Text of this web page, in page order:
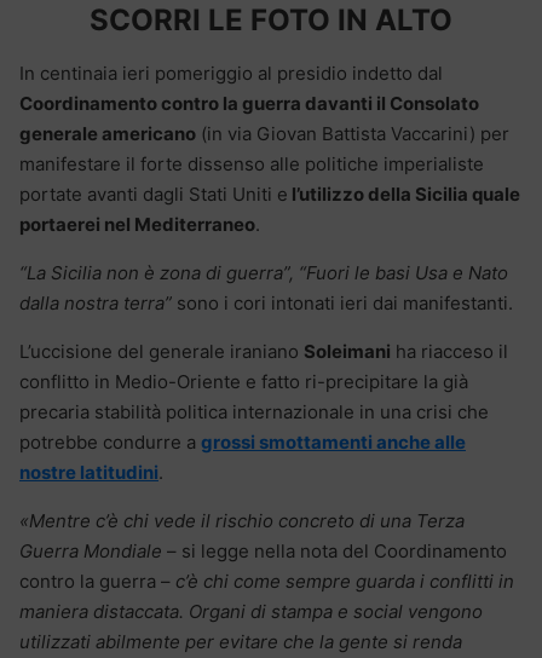
SCORRI LE FOTO IN ALTO
In centinaia ieri pomeriggio al presidio indetto dal
Coordinamento contro la guerra davanti il Consolato
generale americano (in via Giovan Battista Vaccarini) per
manifestare il forte dissenso alle politiche imperialiste
portate avanti dagli Stati Uniti e l’utilizzo della Sicilia quale
portaerei nel Mediterraneo.
“La Sicilia non è zona di guerra”, “Fuori le basi Usa e Nato
dalla nostra terra” sono i cori intonati ieri dai manifestanti.
L’uccisione del generale iraniano Soleimani ha riacceso il
conflitto in Medio-Oriente e fatto ri-precipitare la già
precaria stabilità politica internazionale in una crisi che
potrebbe condurre a grossi smottamenti anche alle
nostre latitudini.
«Mentre c’è chi vede il rischio concreto di una Terza
Guerra Mondiale – si legge nella nota del Coordinamento
contro la guerra – c’è chi come sempre guarda i conflitti in
maniera distaccata. Organi di stampa e social vengono
utilizzati abilmente per evitare che la gente si renda